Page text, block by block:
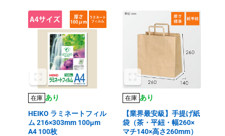
在庫 あり
HEIKO ラミネートフィル
ム 216×303mm 100μm
A4 100枚
在庫 あり
【業界最安級】手提げ紙
袋（茶・平紐・幅260×
マチ140×高さ260mm）